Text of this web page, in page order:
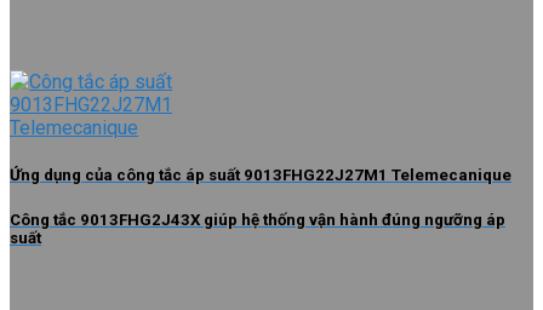
Ứng dụng của công tắc áp suất 9013FHG22J27M1 Telemecanique
Công tắc 9013FHG2J43X giúp hệ thống vận hành đúng ngưỡng áp
suất